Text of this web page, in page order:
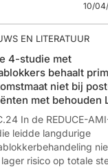
PCI or Medical
Coronary
Plaques
- 10 apr. 2024
bij de
Session door:
Park- Seoul, Zuid-
10/
EN LITERATUUR
4-studie met
behaalt
niet bij
met behouden
In de REDUCE-
leidde langdurige
risico op totale